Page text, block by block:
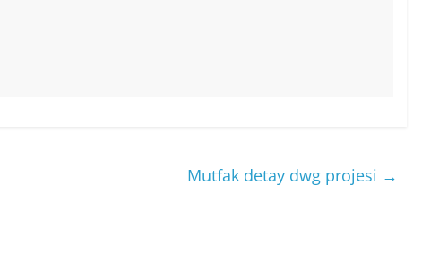
Mutfak detay dwg projesi →